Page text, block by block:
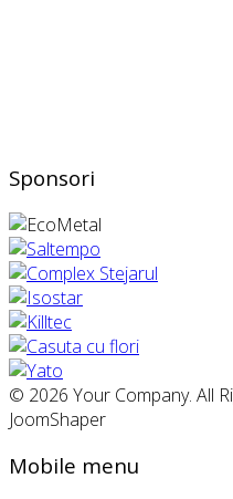
Sponsori
© 2026 Your Company. All
JoomShaper
Mobile menu